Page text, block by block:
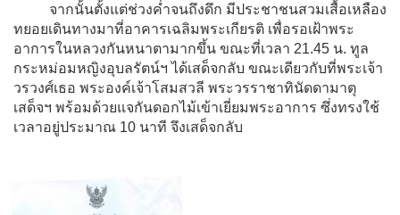
จากนั้นตั้งแต่ช่วงค่ำจนถึงดึก มีประชาชนสวมเสื้อเหลือง
ทยอยเดินทางมาที่อาคารเฉลิมพระเกียรติ เพื่อรอเฝ้าพระ
อาการในหลวงกันหนาตามากขึ้น ขณะที่เวลา 21.45 น. ทูล
กระหม่อมหญิงอุบลรัตน์ฯ ได้เสด็จกลับ ขณะเดียวกับที่พระเจ้า
วรวงศ์เธอ พระองค์เจ้าโสมสวลี พระวรราชาทินัดดามาตุ
เสด็จฯ พร้อมด้วยแจกันดอกไม้เข้าเยี่ยมพระอาการ ซึ่งทรงใช้
เวลาอยู่ประมาณ 10 นาที จึงเสด็จกลับ